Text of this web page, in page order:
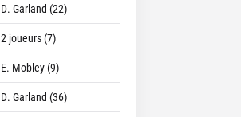
D. Garland (22)
2 joueurs (7)
E. Mobley (9)
D. Garland (36)